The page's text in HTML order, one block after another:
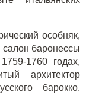
особняк,
салон баронессы
1760 годах,
архитектор
барокко.